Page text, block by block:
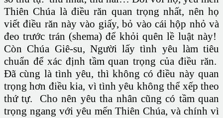
Thiên Chúa là điều răn quan trọng nhất, nên họ
viết điều răn này vào giấy, bỏ vào cái hộp nhỏ và
đeo trước trán (shema) để khỏi quên lề luật này!
Còn Chúa Giê-su, Người lấy tình yêu làm tiêu
chuẩn để xác định tầm quan trọng của điều răn.
Đã cùng là tình yêu, thì không có điều này quan
trọng hơn điều kia, vì tình yêu không thể xếp theo
thứ tự. Cho nên yêu tha nhân cũng có tầm quan
trọng ngang với yêu mến Thiên Chúa, và chính vì